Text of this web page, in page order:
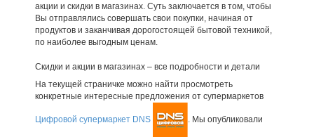
акции и скидки в магазинах. Суть заключается в том, чтобы
Вы отправлялись совершать свои покупки, начиная от
продуктов и заканчивая дорогостоящей бытовой техникой,
по наиболее выгодным ценам.
Скидки и акции в магазинах – все подробности и детали
На текущей страничке можно найти просмотреть
конкретные интересные предложения от супермаркетов
Цифровой супермаркет DNS . Мы опубликовали